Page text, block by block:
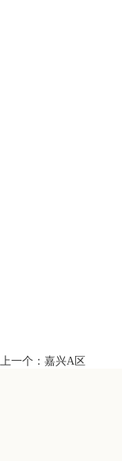
上一个： 嘉兴A区